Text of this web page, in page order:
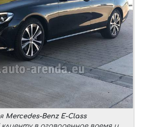
Mercedes-Benz E-Class